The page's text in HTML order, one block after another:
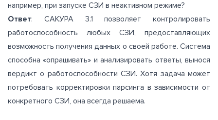
например, при запуске СЗИ в неактивном режиме?
Ответ: САКУРА 3.1 позволяет контролировать
работоспособность любых СЗИ, предоставляющих
возможность получения данных о своей работе. Система
способна «опрашивать» и анализировать ответы, вынося
вердикт о работоспособности СЗИ. Хотя задача может
потребовать корректировки парсинга в зависимости от
конкретного СЗИ, она всегда решаема.